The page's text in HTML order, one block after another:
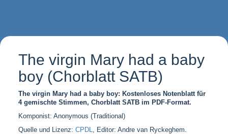
The virgin Mary had a baby
boy (Chorblatt SATB)
The virgin Mary had a baby boy: Kostenloses Notenblatt für
4 gemischte Stimmen, Chorblatt SATB im PDF-Format.
Komponist: Anonymous (Traditional)
Quelle und Lizenz: CPDL
, Editor: Andre van Ryckeghem.